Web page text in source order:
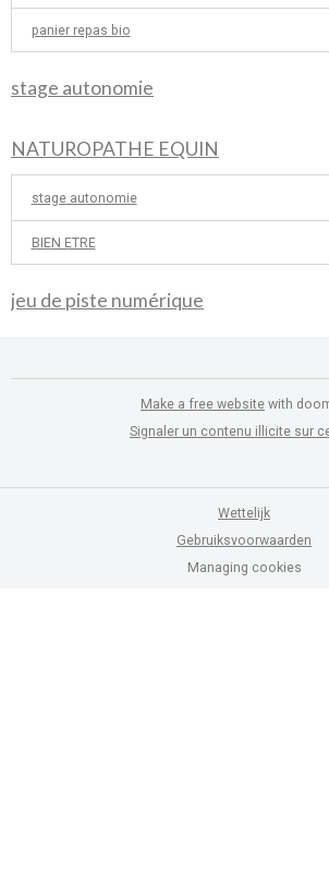
panier repas bio
stage autonomie
NATUROPATHE EQUIN
stage autonomie
BIEN ETRE
jeu de piste numérique
Make a free website with
Signaler un contenu illicite sur
Wettelijk
Gebruiksvoorwaarden
Managing cookies